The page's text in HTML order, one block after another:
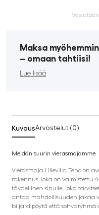
Maksa myöhemmin
­– omaan tahtiisi!
Lue lisää
KuvausArvostelut (0)
Meidän suurin vierasmajamme
Vierasmaja Lillevilla Teno on
rakennus, joka on valmistettu
täydellinen sinulle, joka
antaa mahdollisuuden jakaa
biljardipöytä että sohvaryhmä